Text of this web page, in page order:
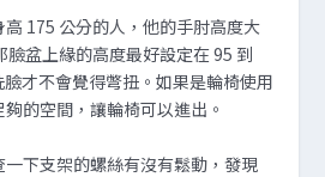
175 公分的人，他的手肘高度大
臉盆上緣的高度最好設定在 95 到
才不會覺得彆扭。如果是輪椅使用
的空間，讓輪椅可以進出。
下支架的螺絲有沒有鬆動，發現